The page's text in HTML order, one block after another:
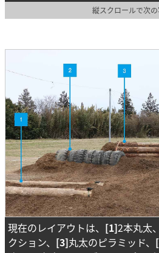
縦スクロールで次
現在のレイアウトは、 [1]2本丸太、
クション、 [3]丸太のピラミッド、